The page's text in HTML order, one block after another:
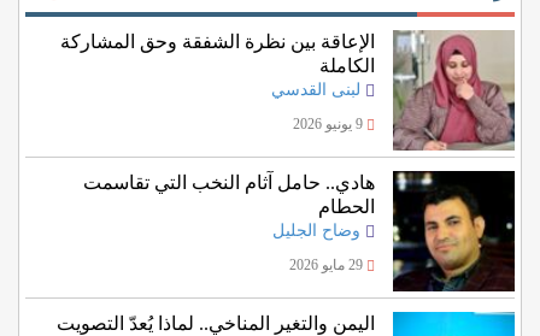
الإعاقة بين نظرة الشفقة وحق المشاركة
الكاملة
لبنى القدسي
9 يونيو 2026
هادي.. حامل آثام النخب التي تقاسمت
الحطام
وضاح الجليل
29 مايو 2026
اليمن والتغير المناخي.. لماذا يُعدّ التصويت